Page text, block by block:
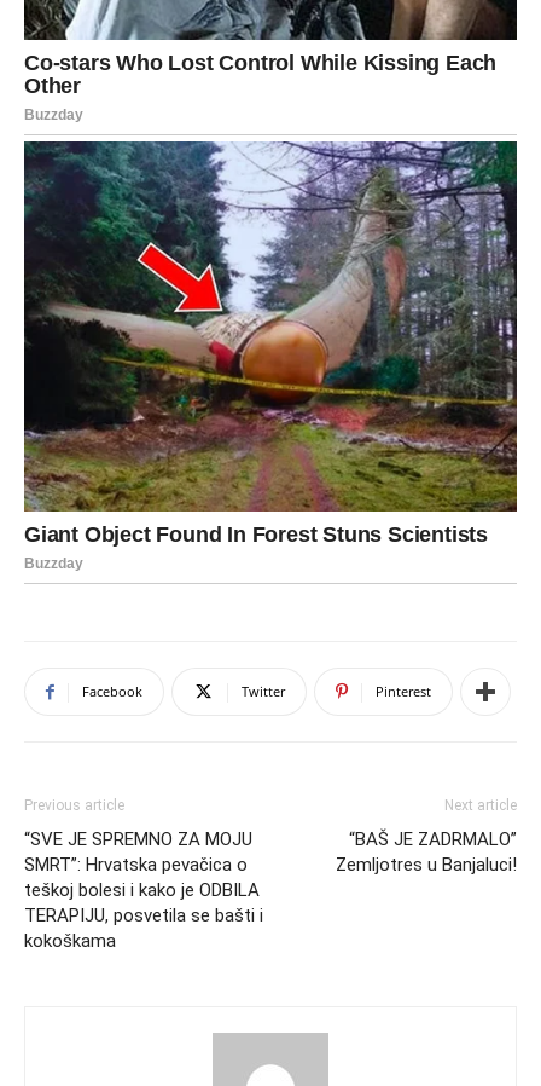
Facebook Twitter Pinterest
Previous article
“SVE JE SPREMNO ZA MOJU
SMRT”: Hrvatska pevačica o
teškoj bolesi i kako je ODBILA
TERAPIJU, posvetila se bašti i
kokoškama
Next article
“BAŠ JE ZADRMALO”
Zemljotres u Banjaluci!